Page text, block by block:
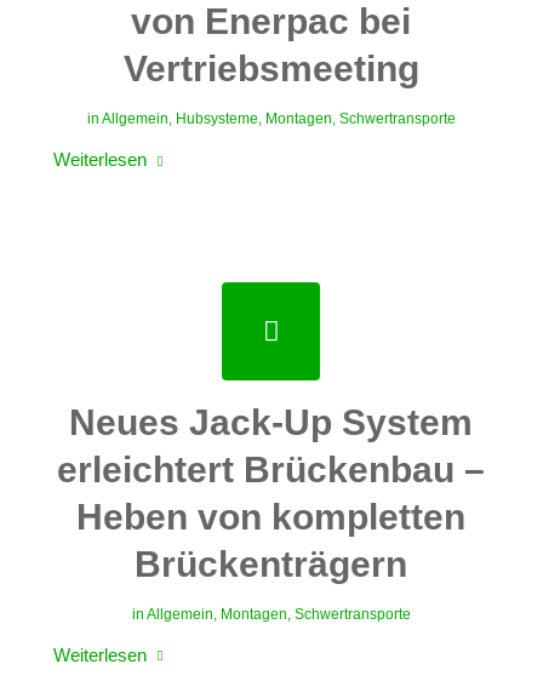
von Enerpac bei
Vertriebsmeeting
in Allgemein, Hubsysteme, Montagen, Schwertransporte
Weiterlesen
Neues Jack-Up System
erleichtert Brückenbau –
Heben von kompletten
Brückenträgern
in Allgemein Montagen Schwertransporte
Weiterlesen